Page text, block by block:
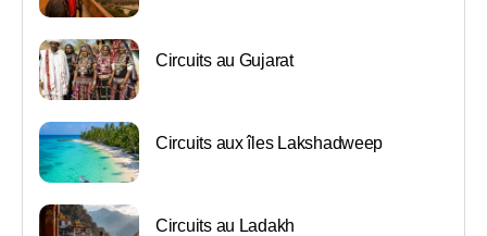
Circuits au Gujarat
Circuits aux îles Lakshadweep
Circuits au Ladakh